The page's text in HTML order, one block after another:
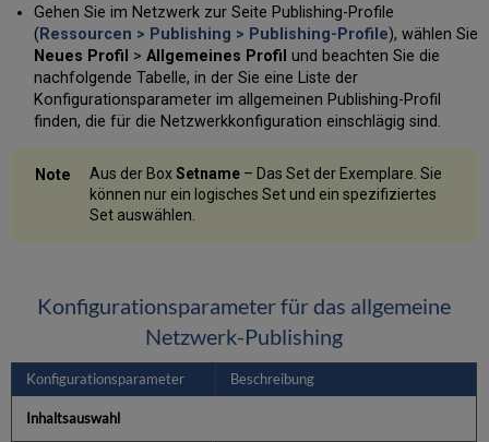
Gehen Sie im Netzwerk zur Seite Publishing-Profile
( Ressourcen > Publishing > Publishing-Profile), wählen Sie
Neues Profil > Allgemeines Profil und beachten Sie die
nachfolgende Tabelle, in der Sie eine Liste der
Konfigurationsparameter im allgemeinen Publishing-Profil
finden, die für die Netzwerkkonfiguration einschlägig sind.
Aus der BoxSetname – Das Set der Exemplare. Sie
können nur ein logisches Set und ein spezifiziertes
Set auswählen.
Konfigurationsparameter für das allgemeine
Netzwerk-Publishing
Konfigurationsparameter Beschreibung
Inhaltsauswahl